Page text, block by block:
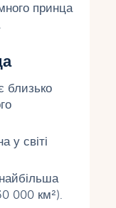
принца
близько
у світі
000 км²).